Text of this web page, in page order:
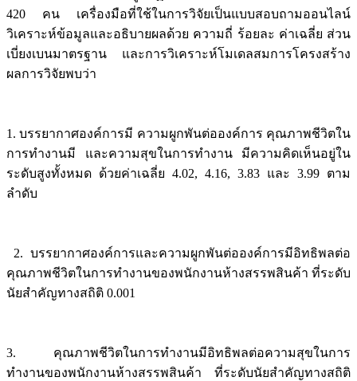
420 คน เครื่องมือที่ใช้ในการวิจัยเป็นแบบสอบถามออนไลน์
วิเคราะห์ข้อมูลและอธิบายผลด้วย ความถี่ ร้อยละ ค่าเฉลี่ย ส่วน
เบี่ยงเบนมาตรฐาน และการวิเคราะห์โมเดลสมการโครงสร้าง
ผลการวิจัยพบว่า
1. บรรยากาศองค์การมี ความผูกพันต่อองค์การ คุณภาพชีวิตใน
การทำงานมี และความสุขในการทำงาน มีความคิดเห็นอยู่ใน
ระดับสูงทั้งหมด ด้วยค่าเฉลี่ย 4.02, 4.16, 3.83 และ 3.99 ตาม
ลำดับ
2. บรรยากาศองค์การและความผูกพันต่อองค์การมีอิทธิพลต่อ
คุณภาพชีวิตในการทำงานของพนักงานห้างสรรพสินค้า ที่ระดับ
นัยสำคัญทางสถิติ 0.001
3. คุณภาพชีวิตในการทำงานมีอิทธิพลต่อความสุขในการ
ทำงานของพนักงานห้างสรรพสินค้า ที่ระดับนัยสำคัญทางสถิติ